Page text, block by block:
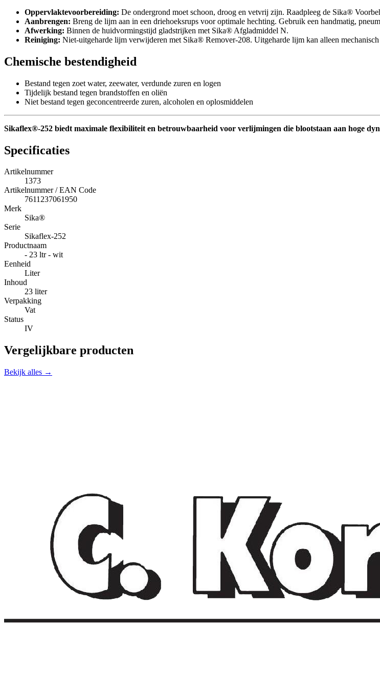
Oppervlaktevoorbereiding: De ondergrond moet schoon, droog en vetvrij zijn. Raadpleeg de Sika®
Aanbrengen: Breng de lijm aan in een driehoeksrups voor optimale hechting. Gebruik een handmatig,
Afwerking: Binnen de huidvormingstijd gladstrijken met Sika® Afgladmiddel N.
Reiniging: Niet-uitgeharde lijm verwijderen met Sika® Remover-208. Uitgeharde lijm kan alleen
Chemische bestendigheid
Bestand tegen zoet water, zeewater, verdunde zuren en logen
Tijdelijk bestand tegen brandstoffen en oliën
Niet bestand tegen geconcentreerde zuren, alcoholen en oplosmiddelen
Sikaflex®-252 biedt maximale flexibiliteit en betrouwbaarheid voor verlijmingen die blootstaan aan hoge
Specificaties
Artikelnummer
1373
Artikelnummer / EAN Code
7611237061950
Merk
Sika®
Serie
Sikaflex-252
Productnaam
- 23 ltr - wit
Eenheid
Liter
Inhoud
23 liter
Verpakking
Vat
Status
IV
Vergelijkbare producten
Bekijk alles →